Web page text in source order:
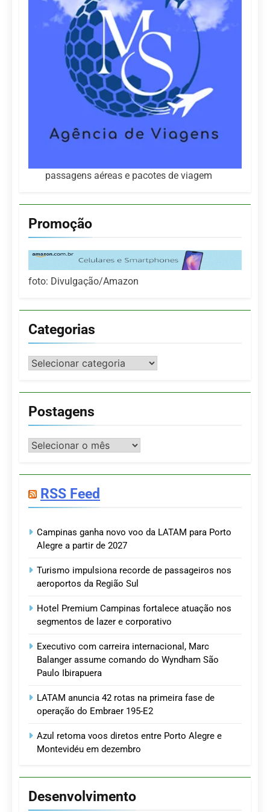
passagens aéreas e pacotes de viagem
Promoção
foto: Divulgação/Amazon
Categorias
Categorias
Postagens
Postagens
RSS Feed
Campinas ganha novo voo da LATAM para Porto
Alegre a partir de 2027
Turismo impulsiona recorde de passageiros nos
aeroportos da Região Sul
Hotel Premium Campinas fortalece atuação nos
segmentos de lazer e corporativo
Executivo com carreira internacional, Marc
Balanger assume comando do Wyndham São
Paulo Ibirapuera
LATAM anuncia 42 rotas na primeira fase de
operação do Embraer 195-E2
Azul retoma voos diretos entre Porto Alegre e
Montevidéu em dezembro
Desenvolvimento